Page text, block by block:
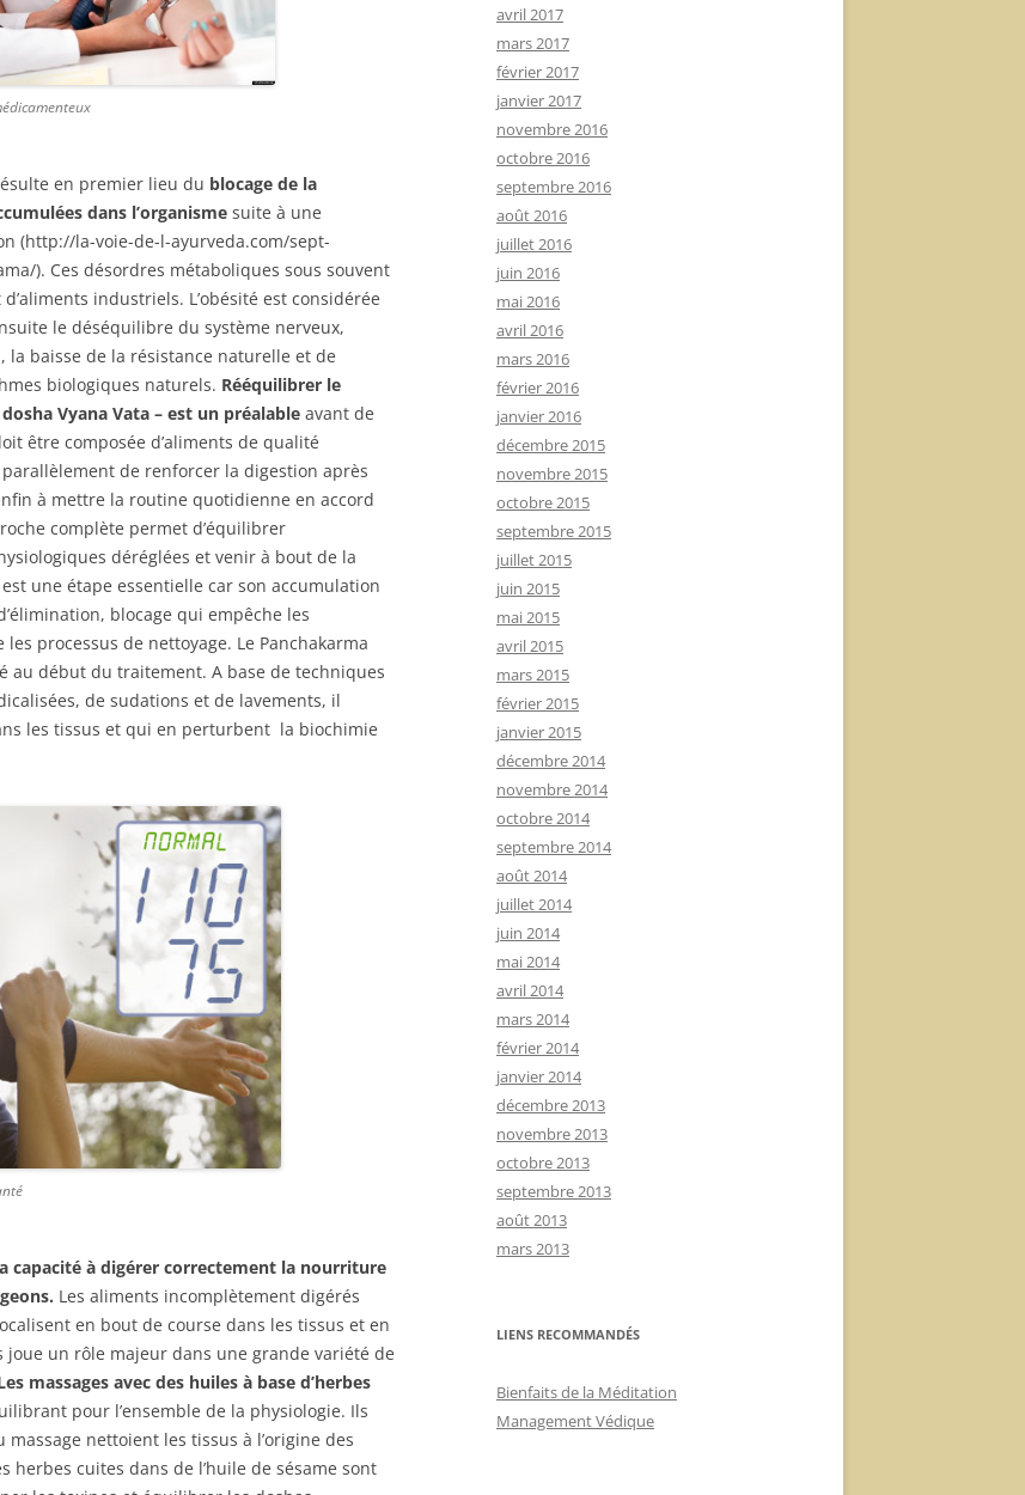
en premier lieu du blocage de la
dans l’organisme suite à une
(http://la-voie-de-l-ayurveda.com/sept-
). Ces désordres métaboliques sous souvent
industriels. L’obésité est considérée
le déséquilibre du système nerveux,
la baisse de la résistance naturelle et de
biologiques naturels. Rééquilibrer le
Vyana Vata – est un préalable avant de
être composée d’aliments de qualité
de renforcer la digestion après
à mettre la routine quotidienne en accord
complète permet d’équilibrer
déréglées et venir à bout de la
une étape essentielle car son accumulation
blocage qui empêche les
processus de nettoyage. Le Panchakarma
début du traitement. A base de techniques
de sudations et de lavements, il
les tissus et qui en perturbent la biochimie
capacité à digérer correctement la nourriture
Les aliments incomplètement digérés
en bout de course dans les tissus et en
un rôle majeur dans une grande variété de
massages avec des huiles à base d’herbes
pour l’ensemble de la physiologie. Ils
nettoient les tissus à l’origine des
herbes cuites dans de l’huile de sésame sont
avril 2017
mars 2017
février 2017
janvier 2017
novembre 2016
octobre 2016
septembre 2016
août 2016
juillet 2016
juin 2016
mai 2016
avril 2016
mars 2016
février 2016
janvier 2016
décembre 2015
novembre 2015
octobre 2015
septembre 2015
juillet 2015
juin 2015
mai 2015
avril 2015
mars 2015
février 2015
janvier 2015
décembre 2014
novembre 2014
octobre 2014
septembre 2014
août 2014
juillet 2014
juin 2014
mai 2014
avril 2014
mars 2014
février 2014
janvier 2014
décembre 2013
novembre 2013
octobre 2013
septembre 2013
août 2013
mars 2013
LIENS RECOMMANDÉS
Bienfaits de la Méditation
Management Védique